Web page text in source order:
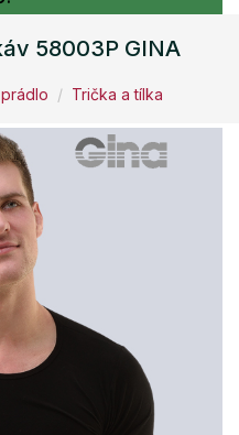
58003P GINA
Trička a tílka